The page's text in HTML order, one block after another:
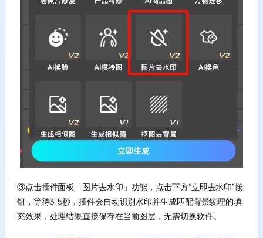
③点击插件面板「图片去水印」功能，点击下方“立即去水印”按
钮，等待3-5秒，插件会自动识别水印并生成匹配背景纹理的填
充效果，处理结果直接保存在当前图层，无需切换软件。